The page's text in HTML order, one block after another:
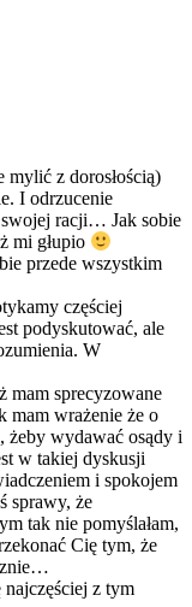
mylić z dorosłością)
I odrzucenie
swojej racji… Jak sobie
mi głupio
przede wszystkim
częściej
podyskutować, ale
W
mam sprecyzowane
mam wrażenie że o
żeby wydawać osądy i
w takiej dyskusji
i spokojem
sprawy, że
tak nie pomyślałam,
Cię tym, że
z tym